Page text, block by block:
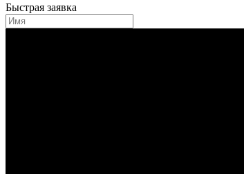
Быстрая заявка